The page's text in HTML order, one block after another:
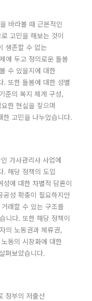
바라볼 때 근본적인
고민을 해보는 것이
생존할 수 없는
에 두고 정의로운 돌봄
수 있을지에 대한
. 또한 돌봄에 대한 성별
준의 복지 체계 구성,
한 현실을 짚으며
한 고민을 나누었습니다.
가사관리사 사업에
. 해당 정책의 도입
에 대한 차별적 담론이
공성 확충이 필요하지만
래할 수 있는 구조를
니다. 또한 해당 정책이
의 노동권과 체류권,
동의 시장화에 대한
펴보았습니다.
정부의 저출산